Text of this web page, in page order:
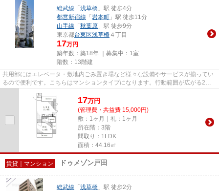
総武線 「 浅草橋 」駅 徒歩4分
都営新宿線 「 岩本町 」駅 徒歩11分
山手線 「 秋葉原 」駅 徒歩9分
東京都台東区浅草橋 ４丁目
17万円
築年数：築18年 ｜募集中： 1室
階数：13階建
共用部にはエレベータ・敷地内ごみ置き場など様々な設備やサービスが揃ってい
るので便利です。こちらはマンションタイプになります。行動範囲が広がる2駅
17万円
(管理費・共益費 15,000円)
敷：1ヶ月｜礼：1ヶ月
所在階：3階
間取り：1LDK
面積：44.16㎡
賃貸｜マンション ドゥメゾン戸田
総武線 「 浅草橋 」駅 徒歩2分